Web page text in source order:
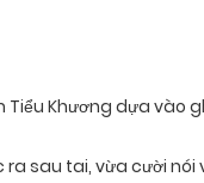
Tiểu Khương dựa vào
sau tai, vừa cười nói